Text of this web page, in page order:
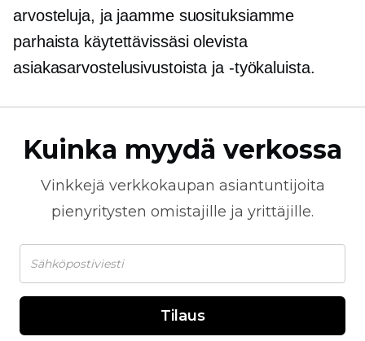
arvosteluja, ja jaamme suosituksiamme
parhaista käytettävissäsi olevista
asiakasarvostelusivustoista ja -työkaluista.
Kuinka myydä verkossa
Vinkkejä verkkokaupan asiantuntijoita
pienyritysten omistajille ja yrittäjille.
Tilaus